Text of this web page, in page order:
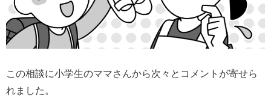
この相談に小学生のママさんから次々とコメントが寄せら
れました。